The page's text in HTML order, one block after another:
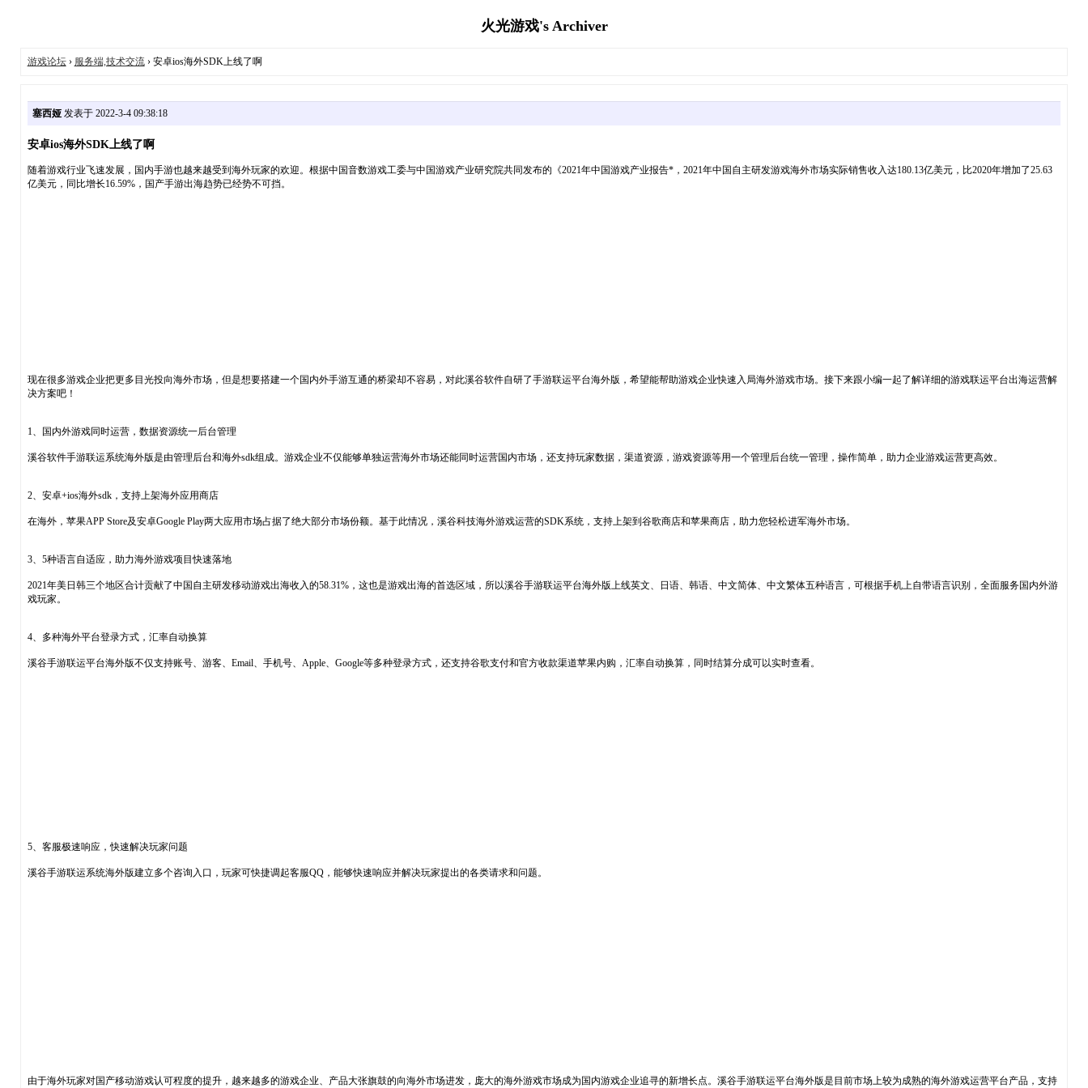
火光游戏's Archiver
游戏论坛› 服务端,技术交流› 安卓ios海外SDK上线了啊
塞西娅发表于 2022-3-4 09:38:18
安卓ios海外SDK上线了啊
随着游戏行业飞速发展，国内手游也越来越受到海外玩家的欢迎。根据中国音数游戏工委与中国游戏产业研究院共同发布的《2021年中国游戏产业报告*，2021年中国自主研发游戏海外市场实际销售收入达180.13亿美元，比2020年增加了25.63
亿美元，同比增长16.59%，国产手游出海趋势已经势不可挡。
现在很多游戏企业把更多目光投向海外市场，但是想要搭建一个国内外手游互通的桥梁却不容易，对此溪谷软件自研了手游联运平台海外版，希望能帮助游戏企业快速入局海外游戏市场。接下来跟小编一起了解详细的游戏联运平台出海运营解
决方案吧！
1、国内外游戏同时运营，数据资源统一后台管理
溪谷软件手游联运系统海外版是由管理后台和海外sdk组成。游戏企业不仅能够单独运营海外市场还能同时运营国内市场，还支持玩家数据，渠道资源，游戏资源等用一个管理后台统一管理，操作简单，助力企业游戏运营更高效。
2、安卓+ios海外sdk，支持上架海外应用商店
在海外，苹果APP Store及安卓Google Play两大应用市场占据了绝大部分市场份额。基于此情况，溪谷科技海外游戏运营的SDK系统，支持上架到谷歌商店和苹果商店，助力您轻松进军海外市场。
3、5种语言自适应，助力海外游戏项目快速落地
2021年美日韩三个地区合计贡献了中国自主研发移动游戏出海收入的58.31%，这也是游戏出海的首选区域，所以溪谷手游联运平台海外版上线英文、日语、韩语、中文简体、中文繁体五种语言，可根据手机上自带语言识别，全面服务国内外游
戏玩家。
4、多种海外平台登录方式，汇率自动换算
溪谷手游联运平台海外版不仅支持账号、游客、Email、手机号、Apple、Google等多种登录方式，还支持谷歌支付和官方收款渠道苹果内购，汇率自动换算，同时结算分成可以实时查看。
5、客服极速响应，快速解决玩家问题
溪谷手游联运系统海外版建立多个咨询入口，玩家可快捷调起客服QQ，能够快速响应并解决玩家提出的各类请求和问题。
由于海外玩家对国产移动游戏认可程度的提升，越来越多的游戏企业、产品大张旗鼓的向海外市场进发，庞大的海外游戏市场成为国内游戏企业追寻的新增长点。溪谷手游联运平台海外版是目前市场上较为成熟的海外游戏运营平台产品，支持